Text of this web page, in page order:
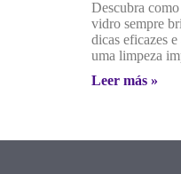
Descubra
vidro sempre
dicas eficazes
uma limpeza
Leer más »